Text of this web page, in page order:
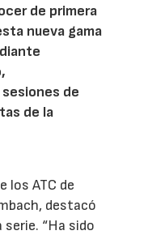
de primera
nueva gama
de
de la
los ATC de
destacó
serie. “Ha sido